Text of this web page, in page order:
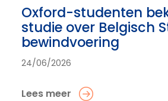
Oxford-studenten
studie over Belgisch
bewindvoering
24/06/2026
Lees meer